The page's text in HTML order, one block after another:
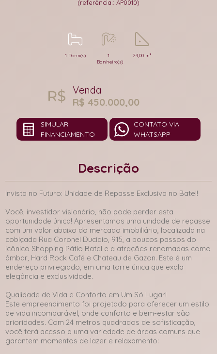
(referência.: AP0010)
1 Dorm(s)
1
Banheiro(s)
24,00 m²
Venda
R$ 450.000,00
SIMULAR
FINANCIAMENTO
CONTATO VIA
WHATSAPP
Descrição
Invista no Futuro: Unidade de Repasse Exclusiva no Batel!
Você, investidor visionário, não pode perder esta
oportunidade única! Apresentamos uma unidade de repasse
com um valor abaixo do mercado imobiliário, localizada na
cobiçada Rua Coronel Ducidio, 915, a poucos passos do
icônico Shopping Pátio Batel e a atrações renomadas como
âmbar, Hard Rock Café e Chateau de Gazon. Este é um
endereço privilegiado, em uma torre única que exala
elegância e exclusividade.
Qualidade de Vida e Conforto em Um Só Lugar!
Este empreendimento foi projetado para oferecer um estilo
de vida incomparável, onde conforto e bem-estar são
prioridades. Com 24 metros quadrados de sofisticação,
você terá acesso a uma variedade de áreas comuns que
garantem momentos de lazer e relaxamento: